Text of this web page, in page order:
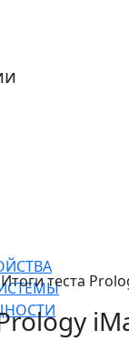
Итоги теста